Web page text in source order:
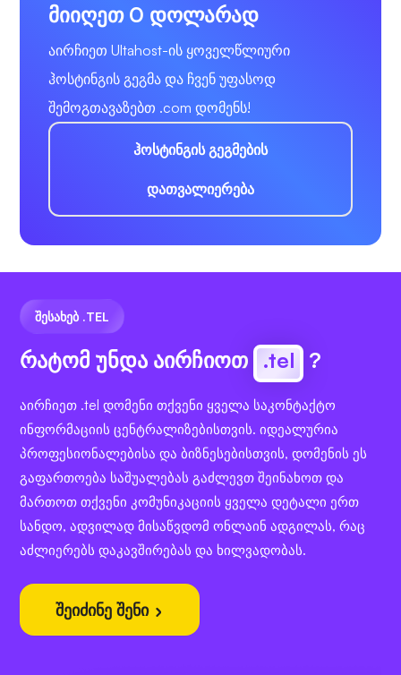
მიიღეთ 0 დოლარად
აირჩიეთ Ultahost-ის ყოველწლიური
ჰოსტინგის გეგმა და ჩვენ უფასოდ
შემოგთავაზებთ .com დომენს!
ჰოსტინგის გეგმების
დათვალიერება
ᲨᲔᲡᲐᲮᲔᲑ .TEL
რატომ უნდა აირჩიოთ .tel ?
აირჩიეთ .tel დომენი თქვენი ყველა საკონტაქტო
ინფორმაციის ცენტრალიზებისთვის. იდეალურია
პროფესიონალებისა და ბიზნესებისთვის, დომენის ეს
გაფართოება საშუალებას გაძლევთ შეინახოთ და
მართოთ თქვენი კომუნიკაციის ყველა დეტალი ერთ
სანდო, ადვილად მისაწვდომ ონლაინ ადგილას, რაც
აძლიერებს დაკავშირებას და ხილვადობას.
შეიძინე შენი